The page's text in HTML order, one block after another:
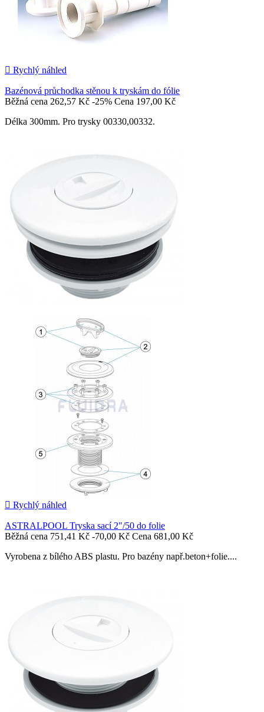
 Rychlý náhled
Bazénová průchodka stěnou k tryskám do fólie
Běžná cena 262,57 Kč -25% Cena 197,00 Kč
Délka 300mm. Pro trysky 00330,00332.
Přidat do košíku
 Rychlý náhled
ASTRALPOOL Tryska sací 2"/50 do folie
Běžná cena 751,41 Kč -70,00 Kč Cena 681,00 Kč
Vyrobena z bílého ABS plastu. Pro bazény např.beton+folie....